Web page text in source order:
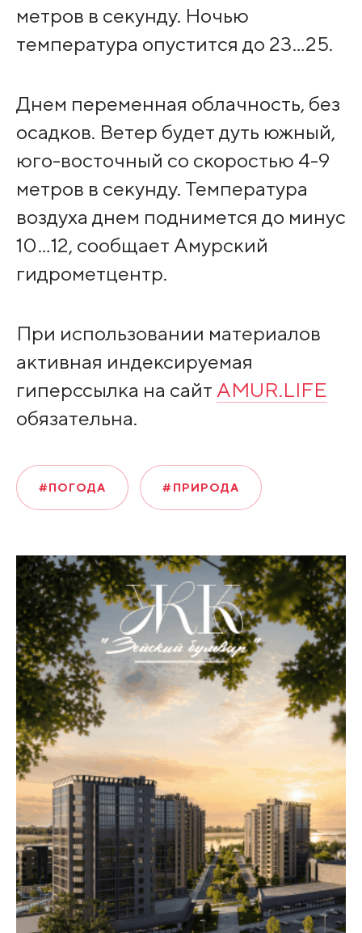
метров в секунду. Ночью
температура опустится до 23…25.
Днем переменная облачность, без
осадков. Ветер будет дуть южный,
юго-восточный со скоростью 4-9
метров в секунду. Температура
воздуха днем поднимется до минус
10…12, сообщает Амурский
гидрометцентр.
При использовании материалов
активная индексируемая
гиперссылка на сайт AMUR.LIFE
обязательна.
#ПОГОДА #ПРИРОДА